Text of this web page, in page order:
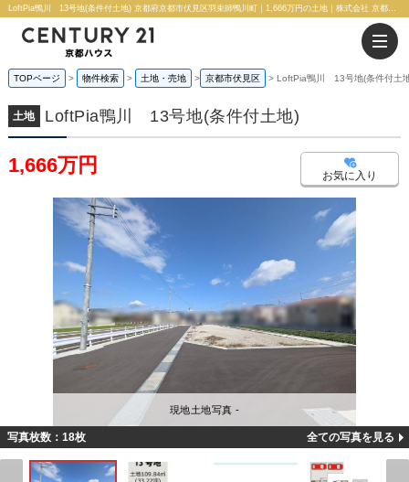
LoftPia鴨川 13号地(条件付土地) 京都府京都市伏見区羽束師鴨川町｜1,666万円の土地｜株式会社 京都ハウス
TOPページ 物件検索 土地・売地 京都市伏見区 LoftPia鴨川 13号地(条件付土
土地 LoftPia鴨川 13号地(条件付土地)
1,666万円 お気に入り
現地土地写真 -
写真枚数：18枚 全ての写真を見る